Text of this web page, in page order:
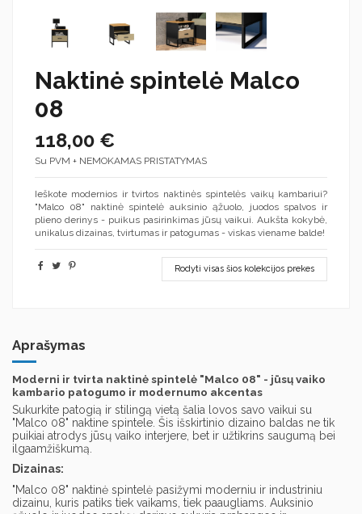
Naktinė spintelė Malco
08
118,00 €
Su PVM + NEMOKAMAS PRISTATYMAS
Ieškote modernios ir tvirtos naktinės spintelės vaikų kambariui?
"Malco 08" naktinė spintelė auksinio ąžuolo, juodos spalvos ir
plieno derinys - puikus pasirinkimas jūsų vaikui. Aukšta kokybė,
unikalus dizainas, tvirtumas ir patogumas - viskas viename balde!
Rodyti visas šios kolekcijos prekes
Aprašymas
Moderni ir tvirta naktinė spintelė "Malco 08" - jūsų vaiko
kambario patogumo ir modernumo akcentas
Sukurkite patogią ir stilingą vietą šalia lovos savo vaikui su
"Malco 08" naktine spintele. Šis išskirtinio dizaino baldas ne tik
puikiai atrodys jūsų vaiko interjere, bet ir užtikrins saugumą bei
ilgaamžiškumą.
Dizainas:
"Malco 08" naktinė spintelė pasižymi moderniu ir industriniu
dizainu, kuris patiks tiek vaikams, tiek paaugliams. Auksinio